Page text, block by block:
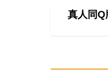
真人同